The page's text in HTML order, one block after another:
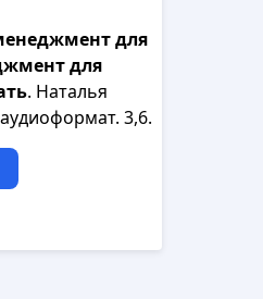
для
для
. Наталья
3,6.